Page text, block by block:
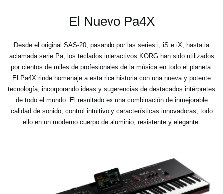
El Nuevo Pa4X
Desde el original SAS-20; pasando por las series i, iS e iX; hasta la
aclamada serie Pa, los teclados interactivos KORG han sido utilizados
por cientos de miles de profesionales de la música en todo el planeta.
El Pa4X rinde homenaje a esta rica historia con una nueva y potente
tecnología, incorporando ideas y sugerencias de destacados intérpretes
de todo el mundo. El resultado es una combinación de inmejorable
calidad de sonido, control intuitivo y características innovadoras, todo
ello en un moderno cuerpo de aluminio, resistente y elegante.